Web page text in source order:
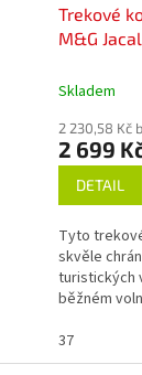
Trekové
M&G
Skladem
2 230,58 Kč
2 699
DETAIL
Tyto
skvěle
turistických
běžném
materiálům
obuv v...
37